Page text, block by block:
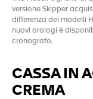
versione Skipper
differenza dei modelli
nuovi orologi è
cronografo.
CASSA IN
CREMA